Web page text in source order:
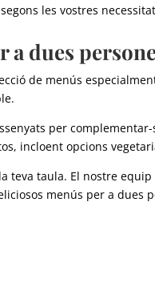
les vostres
dues
de menús
per
incloent opcions
teva taula. El nostre
menús per a dues